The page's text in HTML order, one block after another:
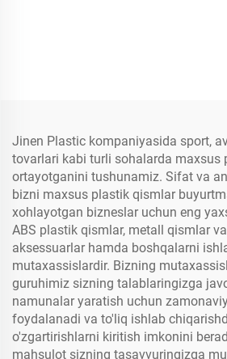
Jinen Plastic kompaniyasida sport,
tovarlari kabi turli sohalarda maxsus
ortayotganini tushunamiz. Sifat va
bizni maxsus plastik qismlar
xohlayotgan bizneslar uchun eng
ABS plastik qismlar, metall qismlar
aksessuarlar hamda boshqalarni
mutaxassislardir. Bizning
guruhimiz sizning talablaringizga
namunalar yaratish uchun
foydalanadi va to'liq ishlab
o'zgartirishlarni kiritish imkonini
mahsulot sizning tasavvuringizga